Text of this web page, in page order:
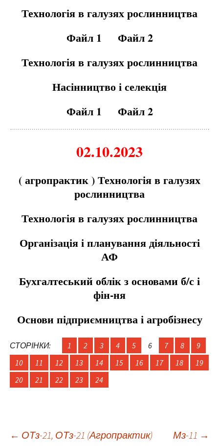
Технологія в галузях рослинництва
Файл 1
Файл 2
Технологія в галузях рослинництва
Насінництво і селекція
Файл 1
Файл 2
02.10.2023
( агропрактик ) Технологія в галузях
рослинництва
Технологія в галузях рослинництва
Організація і планування діяльності
АФ
Бухгалтеський облік з основами б/с і
фін-ня
Основи підприємництва і агробізнесу
СТОРІНКИ: 1 2 3 4 5 6 7 8
9
10
11 12 13 14 15 16 17 18
19
20
21 22 23 24
← ОТз-21, ОТз-21 (Агропрактик) Мз-11 →